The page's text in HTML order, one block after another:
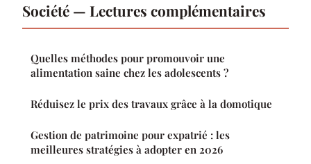
Société — Lectures complémentaires
Quelles méthodes pour promouvoir une
alimentation saine chez les adolescents ?
Réduisez le prix des travaux grâce à la domotique
Gestion de patrimoine pour expatrié : les
meilleures stratégies à adopter en 2026